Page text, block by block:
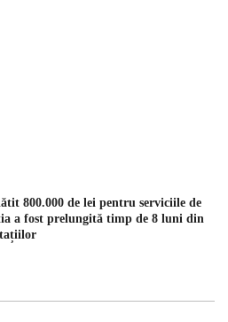
800.000 de lei pentru serviciile de
a fost prelungită timp de 8 luni din